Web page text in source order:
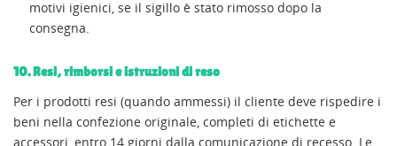
motivi igienici, se il sigillo è stato rimosso dopo la
consegna.
10. Resi, rimborsi e istruzioni di reso
Per i prodotti resi (quando ammessi) il cliente deve rispedire i
beni nella confezione originale, completi di etichette e
accessori, entro 14 giorni dalla comunicazione di recesso. Le
MY WISHLISTS
((confirmMessage))
NOME LISTA DEI DESIDERI
Annulla Crea lista dei desideri
Devi avere effettuato l'accesso per salvare dei prodotti
nella tua lista dei desideri.
Annulla Accedi